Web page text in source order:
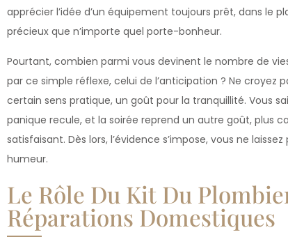
apprécier l’idée d’un équipement toujours prêt, dans le
précieux que n’importe quel porte-bonheur.
Pourtant, combien parmi vous devinent le nombre de
par ce simple réflexe, celui de l’anticipation ? Ne croyez
certain sens pratique, un goût pour la tranquillité. Vous
panique recule, et la soirée reprend un autre goût, plus
satisfaisant. Dès lors, l’évidence s’impose, vous ne
humeur.
Le Rôle Du Kit Du
Réparations Domestiques